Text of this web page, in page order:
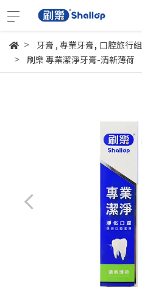
牙膏 , 專業牙膏, 口腔旅行組
刷樂 專業潔淨牙膏-清新薄荷